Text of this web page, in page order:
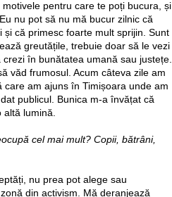
pentru care te poți bucura, și
nu pot să nu mă bucur zilnic că
și că primesc foarte mult sprijin. Sunt
greutățile, trebuie doar să le vezi
în bunătatea umană sau justețe.
văd frumosul. Acum câteva zile am
am ajuns în Timișoara unde am
publicul. Bunica m-a învățat că
altă lumină.
cel mai mult? Copii, bătrâni,
nu prea pot alege sau
din activism. Mă deranjează